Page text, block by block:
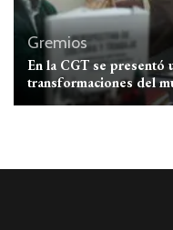
Gremios
En la CGT se presentó
transformaciones del